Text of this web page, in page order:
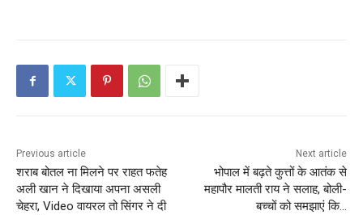
Previous article
शराब बोतल ना मिलने पर राहत फतेह
अली खान ने दिखाया अपना असली
चेहरा, Video वायरल तो सिंगर ने दी
Next article
भोपाल में बढ़ते कुत्तों के आतंक से
महापौर मालती राय ने सलाह, बोली-
बच्चों को समझाएं कि…